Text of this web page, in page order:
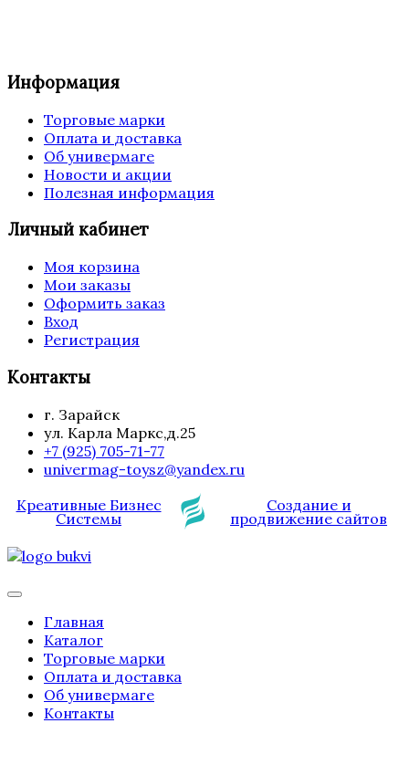
Информация
Торговые марки
Оплата и доставка
Об универмаге
Новости и акции
Полезная информация
Личный кабинет
Моя корзина
Мои заказы
Оформить заказ
Вход
Регистрация
Контакты
г. Зарайск
ул. Карла Маркс,д.25
+7 (925) 705-71-77
univermag-toysz@yandex.ru
Креативные Бизнес
Системы
Создание и
продвижение сайтов
Главная
Каталог
Торговые марки
Оплата и доставка
Об универмаге
Контакты